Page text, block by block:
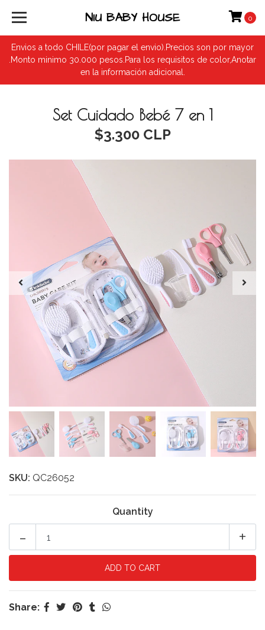
Envios a todo CHILE(por pagar el envio).Precios son por mayor
.Monto minimo 30.000 pesos.Para los requisitos de color,Anotar
en la información adicional.
NIU BABY HOUSE 0
Set Cuidado Bebé 7 en 1
$3.300 CLP
SKU: QC26052
Quantity
+
-
Share: